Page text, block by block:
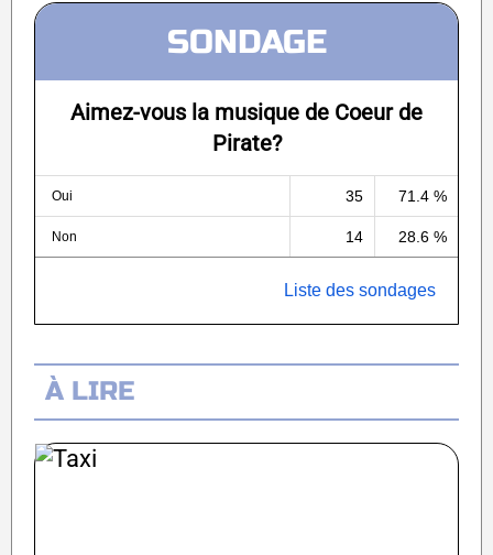
SONDAGE
Aimez-vous la musique de Coeur de
Pirate?
Oui 35 71.4 %
Non 14 28.6 %
Liste des sondages
À LIRE